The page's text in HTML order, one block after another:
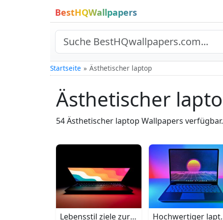
BestHQWallpapers
Startseite Ästhetischer laptop
Ästhetischer
54 Ästhetischer laptop Wallpapers verfügbar.
Lebensstil ziele zuruecklehnen und den
Hochwertiger